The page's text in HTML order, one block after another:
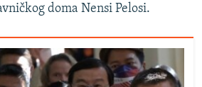
doma Nensi Pelosi.